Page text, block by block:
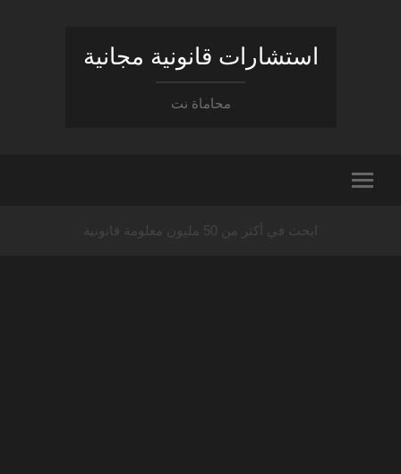
استشارات قانونية مجانية
محاماة نت
ابحث في أكثر من 50 مليون معلومة قانونية